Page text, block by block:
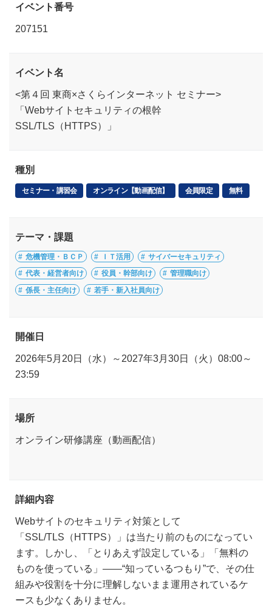
イベント番号
207151
イベント名
<第４回 東商×さくらインターネット セミナー>
「Webサイトセキュリティの根幹
SSL/TLS（HTTPS）」
種別
セミナー・講習会 オンライン【動画配信】 会員限定 無料
テーマ・課題
危機管理・ＢＣＰ ＩＴ活用 サイバーセキュリティ
代表・経営者向け 役員・幹部向け 管理職向け
係長・主任向け 若手・新入社員向け
開催日
2026年5月20日（水）～2027年3月30日（火）08:00～
23:59
場所
オンライン研修講座（動画配信）
詳細内容
Webサイトのセキュリティ対策として
「SSL/TLS（HTTPS）」は当たり前のものになってい
ます。しかし、「とりあえず設定している」「無料の
ものを使っている」――“知っているつもり”で、その仕
組みや役割を十分に理解しないまま運用されているケ
ースも少なくありません。